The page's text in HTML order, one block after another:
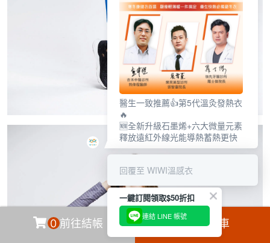
0 前往結帳 加入購物車
醫生一致推薦👍第5代溫灸發熱衣
🔥
🆕全新升級石墨烯+六大微量元素
釋放遠紅外線光能導熱蓄熱更快
回覆至 WIWI溫感衣
一鍵訂閱領取$50折扣
連結 LINE 帳號